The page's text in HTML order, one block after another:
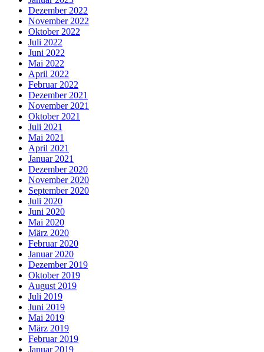
Dezember 2022
November 2022
Oktober 2022
Juli 2022
Juni 2022
Mai 2022
April 2022
Februar 2022
Dezember 2021
November 2021
Oktober 2021
Juli 2021
Mai 2021
April 2021
Januar 2021
Dezember 2020
November 2020
September 2020
Juli 2020
Juni 2020
Mai 2020
März 2020
Februar 2020
Januar 2020
Dezember 2019
Oktober 2019
August 2019
Juli 2019
Juni 2019
Mai 2019
März 2019
Februar 2019
Januar 2019